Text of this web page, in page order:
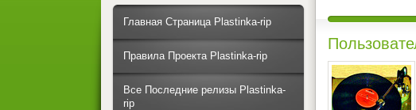
Главная Страница Plastinka-rip
Правила Проекта Plastinka-rip
Все Последние релизы Plastinka-
rip